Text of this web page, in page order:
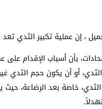
، إن عملية تكبير الثدي
بأن أسباب الإقدام على
أو أن يكون حجم
خاصة بعد الرضاعة،